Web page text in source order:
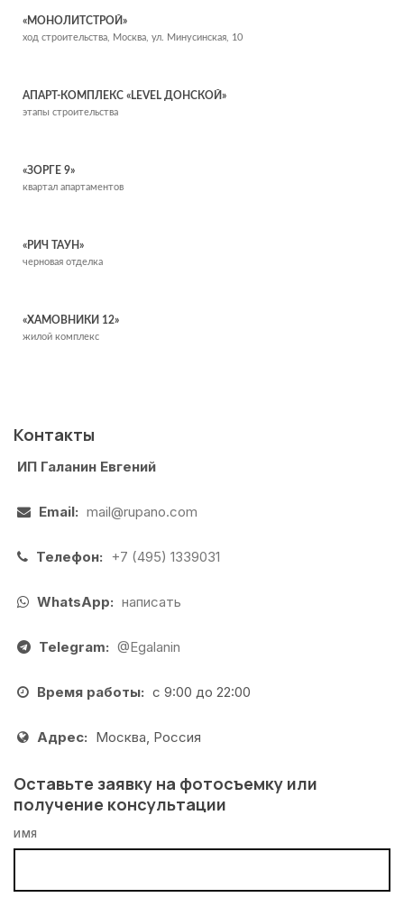
«МОНОЛИТСТРОЙ»
ход строительства, Москва, ул. Минусинская, 10
АПАРТ-КОМПЛЕКС «LEVEL ДОНСКОЙ»
этапы строительства
«ЗОРГЕ 9»
квартал апартаментов
«РИЧ ТАУН»
черновая отделка
«ХАМОВНИКИ 12»
жилой комплекс
Контакты
ИП Галанин Евгений
Email: mail@rupano.com
Телефон: +7 (495) 1339031
WhatsApp: написать
Telegram: @Egalanin
Время работы: с 9:00 до 22:00
Адрес: Москва, Россия
Оставьте заявку на фотосъемку или
получение консультации
ИМЯ